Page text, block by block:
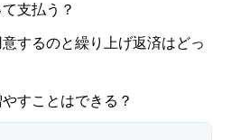
支払う？
するのと繰り上げ返済はどっ
すことはできる？